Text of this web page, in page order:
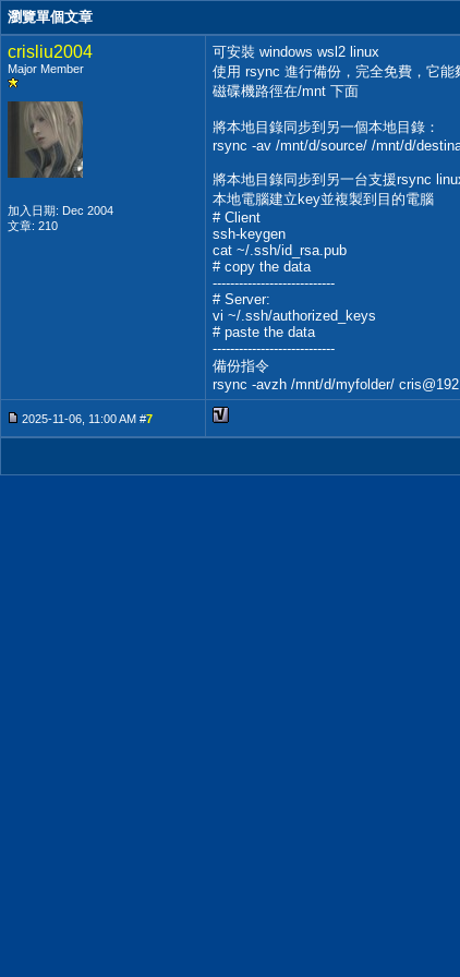
瀏覽單個文章
crisliu2004
Major Member
加入日期: Dec 2004
文章: 210
可安裝 windows wsl2 linux
使用 rsync 進行備份，完全免費，它能
磁碟機路徑在/mnt 下面
將本地目錄同步到另一個本地目錄：
rsync -av /mnt/d/source/ /mnt/d/
將本地目錄同步到另一台支援rsync
本地電腦建立key並複製到目的電腦
# Client
ssh-keygen
cat ~/.ssh/id_rsa.pub
# copy the data
----------------------------
# Server:
vi ~/.ssh/authorized_keys
# paste the data
----------------------------
備份指令
rsync -avzh /mnt/d/myfolder/
2025-11-06, 11:00 AM #7